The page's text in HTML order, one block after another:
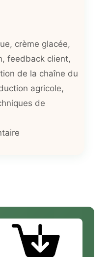
, crème glacée,
, feedback client,
de la chaîne du
agricole,
de